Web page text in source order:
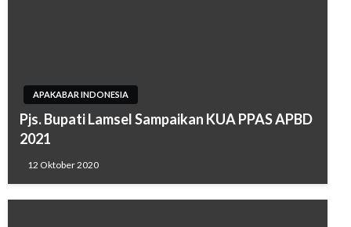
APAKABAR INDONESIA
Pjs. Bupati Lamsel Sampaikan KUA PPAS APBD
2021
12 Oktober 2020